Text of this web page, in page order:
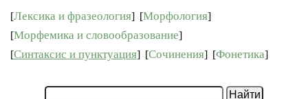
[Лексика и фразеология] [Морфология]
[Морфемика и словообразование]
[Синтаксис и пунктуация] [Сочинения] [Фонетика]